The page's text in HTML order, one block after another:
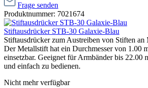
Frage senden
Produktnummer: 7021674
Stiftausdrücker STB-30 Galaxie-Blau
Stiftausdrücker zum Austreiben von Stiften an
Der Metallstift hat ein Durchmesser von 1.00
einsetzbar. Geeignet für Armbänder bis 22.00
und einfach zu bedienen.
Nicht mehr verfügbar